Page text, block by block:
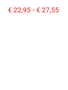
€ 22,95 - € 27,55